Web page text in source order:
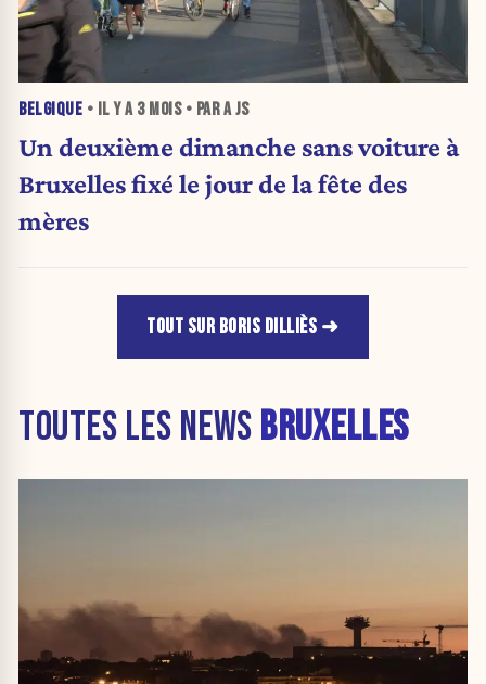
BELGIQUE • IL Y A 3 MOIS• PAR A JS
Un deuxième dimanche sans voiture à
Bruxelles fixé le jour de la fête des
mères
TOUT SUR BORIS DILLIÈS
TOUTES LES NEWS BRUXELLES